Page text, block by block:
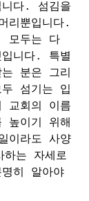
다. 섬김을
리뿐입니다.
모두는 다
니다. 특별
분은 그리
섬기는 입
교회의 이름
높이기 위해
이라도 사양
는 자세로
히 알아야